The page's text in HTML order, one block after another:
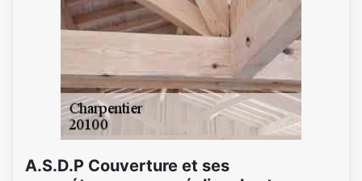
A.S.D.P Couverture et ses